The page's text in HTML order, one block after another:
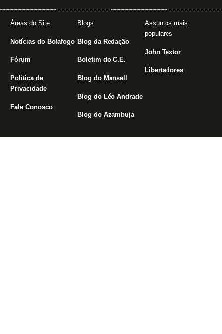
Áreas do Site
Notícias do Botafogo
Fórum
Política de
Privacidade
Fale Conosco
Blogs
Blog da Redação
Boletim do C.E.
Blog do Mansell
Blog do Léo Andrade
Blog do Azambuja
Assuntos mais
populares
John Textor
Libertadores